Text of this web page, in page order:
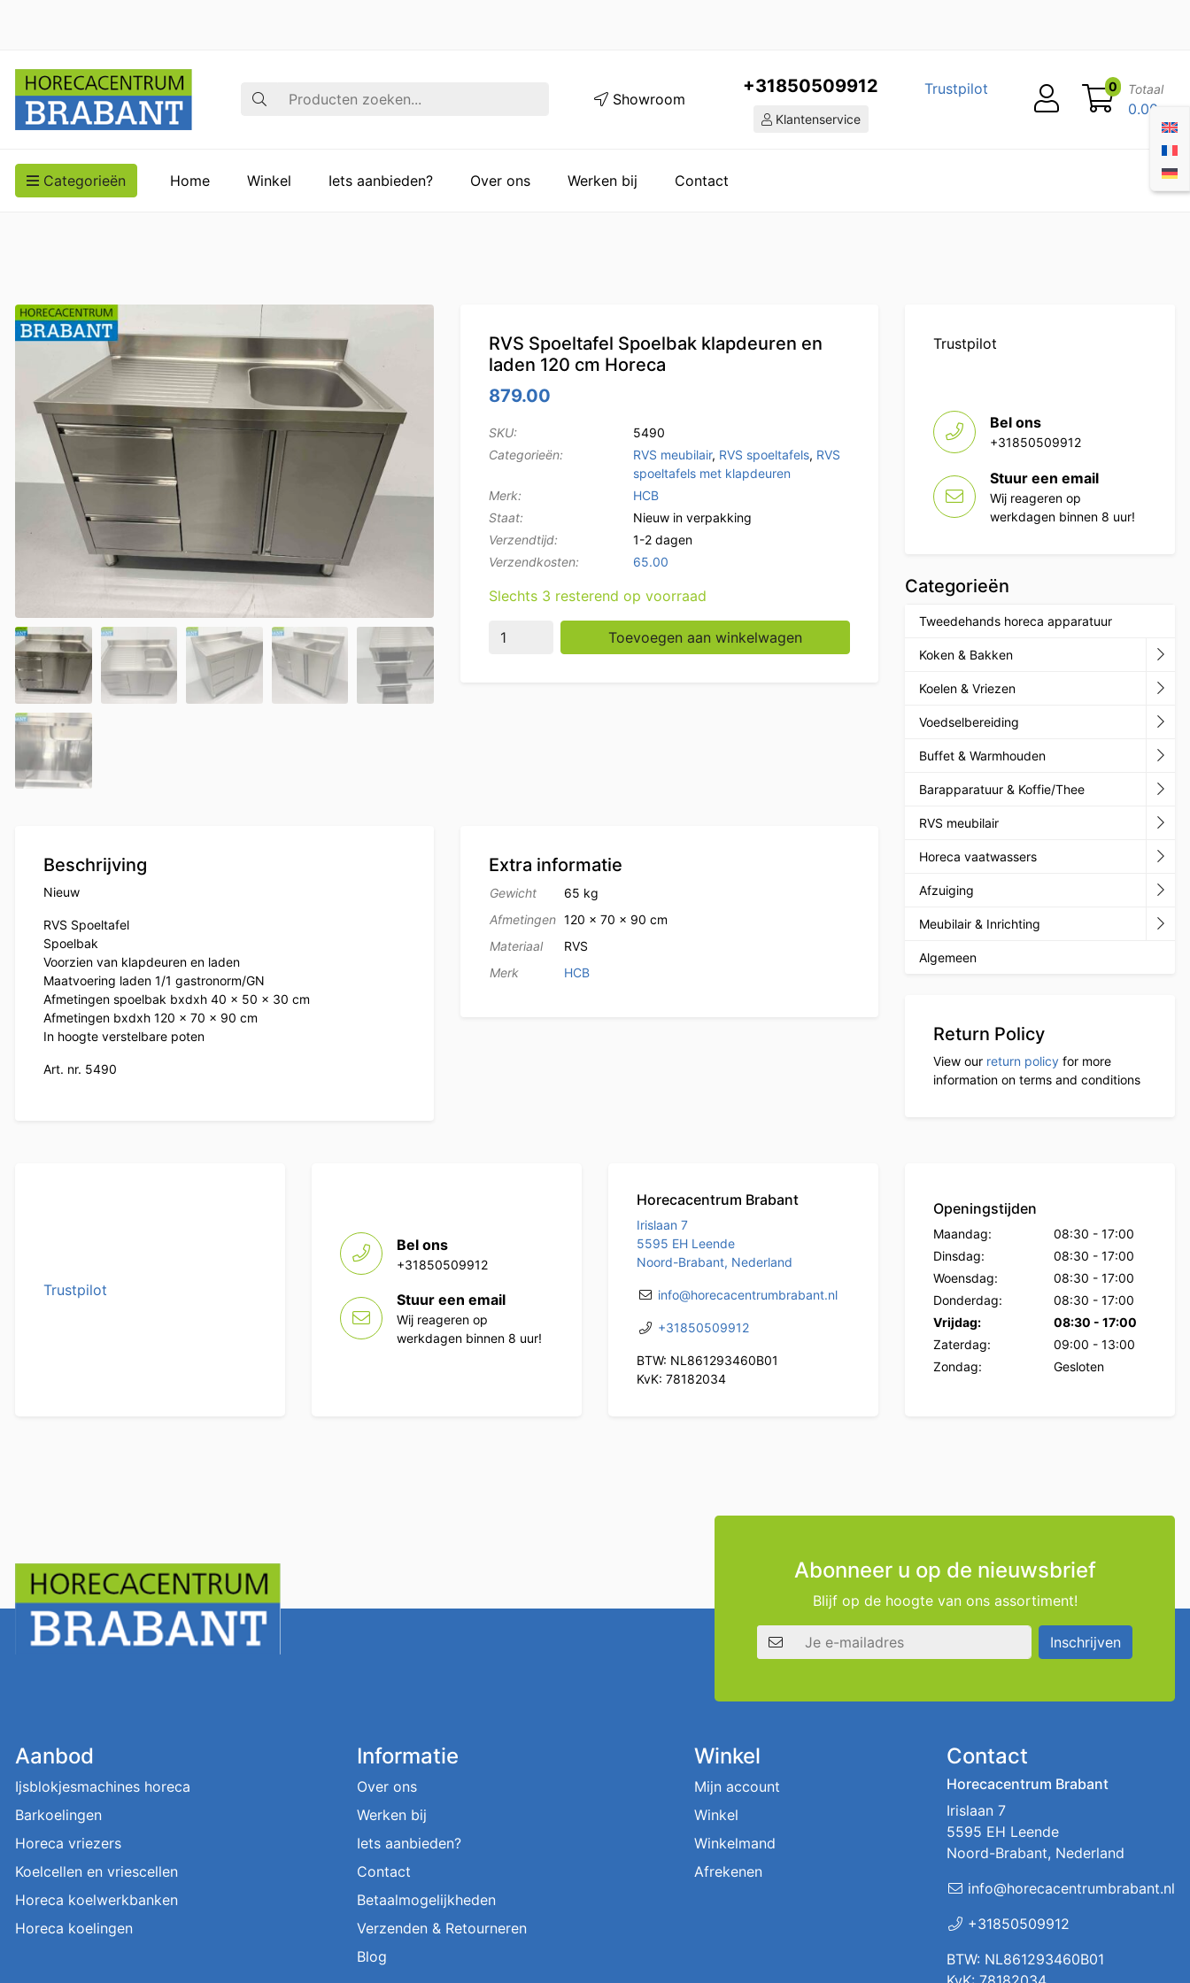
Zoek op Showroom
+31850509912
Klantenservice
Trustpilot 0 Totaal
0.00
Categorieën Home Winkel Iets aanbieden? Over ons Werken bij Contact
RVS Spoeltafel Spoelbak klapdeuren en
laden 120 cm Horeca
879.00
SKU:
5490
Categorieën:
RVS meubilair, RVS spoeltafels, RVS
spoeltafels met klapdeuren
Merk:
HCB
Staat:
Nieuw in verpakking
Verzendtijd:
1-2 dagen
Verzendkosten:
65.00
Slechts 3 resterend op voorraad
RVS Spoeltafel Spoelbak klapdeuren en laden 120 cm Horeca aantal
Toevoegen aan winkelwagen
Beschrijving
Nieuw
RVS Spoeltafel
Spoelbak
Voorzien van klapdeuren en laden
Maatvoering laden 1/1 gastronorm/GN
Afmetingen spoelbak bxdxh 40 x 50 x 30 cm
Afmetingen bxdxh 120 x 70 x 90 cm
In hoogte verstelbare poten
Art. nr. 5490
Extra informatie
Gewicht
65 kg
Afmetingen 120 × 70 × 90 cm
Materiaal
RVS
Merk
HCB
Trustpilot
Bel ons
+31850509912
Stuur een email
Wij reageren op
werkdagen binnen 8 uur!
Categorieën
Tweedehands horeca apparatuur
Koken & Bakken
Koelen & Vriezen
Voedselbereiding
Buffet & Warmhouden
Barapparatuur & Koffie/Thee
RVS meubilair
Horeca vaatwassers
Afzuiging
Meubilair & Inrichting
Algemeen
Return Policy
View our return policy for more
information on terms and conditions
Trustpilot
Bel ons
+31850509912
Stuur een email
Wij reageren op
werkdagen binnen 8 uur!
Horecacentrum Brabant
Irislaan 7
5595 EH Leende
Noord-Brabant, Nederland
info@horecacentrumbrabant.nl
+31850509912
BTW: NL861293460B01
KvK: 78182034
Openingstijden
Maandag: 08:30 - 17:00
Dinsdag:
08:30 - 17:00
Woensdag:
08:30 - 17:00
Donderdag:
08:30 - 17:00
Vrijdag:
08:30 - 17:00
Zaterdag:
09:00 - 13:00
Zondag:
Gesloten
Abonneer u op de nieuwsbrief
Blijf op de hoogte van ons assortiment!
E-mailadres
Inschrijven
Aanbod
Ijsblokjesmachines horeca
Barkoelingen
Horeca vriezers
Koelcellen en vriescellen
Horeca koelwerkbanken
Horeca koelingen
Informatie
Over ons
Werken bij
Iets aanbieden?
Contact
Betaalmogelijkheden
Verzenden & Retourneren
Blog
Winkel
Mijn account
Winkel
Winkelmand
Afrekenen
Contact
Horecacentrum Brabant
Irislaan 7
5595 EH Leende
Noord-Brabant, Nederland
info@horecacentrumbrabant.nl
+31850509912
BTW: NL861293460B01